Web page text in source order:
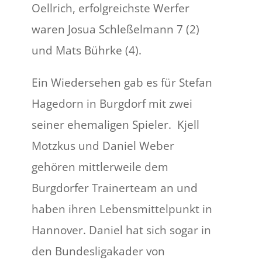
Oellrich, erfolgreichste Werfer
waren Josua Schleßelmann 7 (2)
und Mats Bührke (4).
Ein Wiedersehen gab es für Stefan
Hagedorn in Burgdorf mit zwei
seiner ehemaligen Spieler. Kjell
Motzkus und Daniel Weber
gehören mittlerweile dem
Burgdorfer Trainerteam an und
haben ihren Lebensmittelpunkt in
Hannover. Daniel hat sich sogar in
den Bundesligakader von